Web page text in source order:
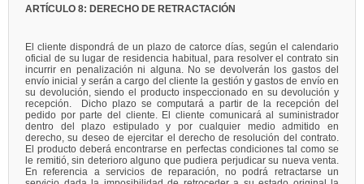
ARTÍCULO 8: DERECHO DE RETRACTACIÓN
El cliente dispondrá de un plazo de catorce días, según el calendario
oficial de su lugar de residencia habitual, para resolver el contrato sin
incurrir en penalización ni alguna. No se devolverán los gastos del
envío inicial y serán a cargo del cliente la gestión y gastos de envío en
su devolución, siendo el producto inspeccionado en su devolución y
recepción. Dicho plazo se computará a partir de la recepción del
pedido por parte del cliente. El cliente comunicará al suministrador
dentro del plazo estipulado y por cualquier medio admitido en
derecho, su deseo de ejercitar el derecho de resolución del contrato.
El producto deberá encontrarse en perfectas condiciones tal como se
le remitió, sin deterioro alguno que pudiera perjudicar su nueva venta.
En referencia a servicios de reparación, no podrá retractarse un